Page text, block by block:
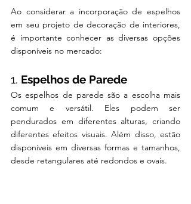
Ao considerar a incorporação de espelhos
em seu projeto de decoração de interiores,
é importante conhecer as diversas opções
disponíveis no mercado:
1. Espelhos de Parede
Os espelhos de parede são a escolha mais
comum e versátil. Eles podem ser
pendurados em diferentes alturas, criando
diferentes efeitos visuais. Além disso, estão
disponíveis em diversas formas e tamanhos,
desde retangulares até redondos e ovais.